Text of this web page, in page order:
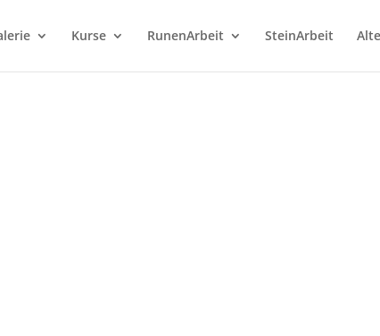
Kurse RunenArbeit SteinArbeit